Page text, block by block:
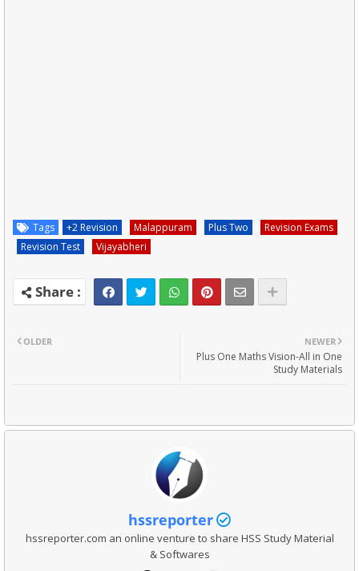
Tags +2 Revision Malappuram Plus Two
Revision Exams
Revision Test
Vijayabheri
NEWER
Plus One Maths Vision-All in One
Study Materials
OLDER
hssreporter
hssreporter.com an online venture to share HSS Study Material
& Softwares